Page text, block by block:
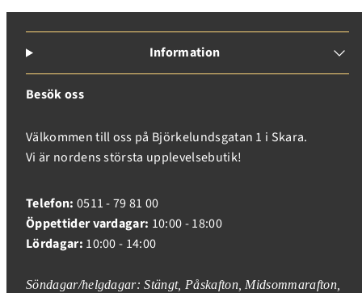
Information
Besök oss
Välkommen till oss på Björkelundsgatan 1 i Skara.
Vi är nordens största upplevelsebutik!
Telefon: 0511 - 79 81 00
Öppettider vardagar: 10:00 - 18:00
Lördagar: 10:00 - 14:00
Söndagar/helgdagar: Stängt, Påskafton, Midsommarafton,
Inloggning krävs